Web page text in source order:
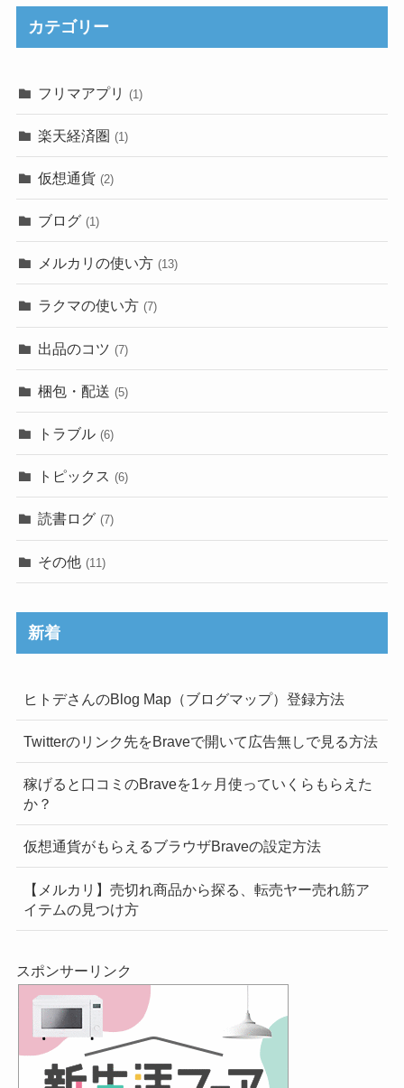
カテゴリー
フリマアプリ (1)
楽天経済圏 (1)
仮想通貨 (2)
ブログ (1)
メルカリの使い方 (13)
ラクマの使い方 (7)
出品のコツ (7)
梱包・配送 (5)
トラブル (6)
トピックス (6)
読書ログ (7)
その他 (11)
新着
ヒトデさんのBlog Map（ブログマップ）登録方法
Twitterのリンク先をBraveで開いて広告無しで見る方法
稼げると口コミのBraveを1ヶ月使っていくらもらえた
か？
仮想通貨がもらえるブラウザBraveの設定方法
【メルカリ】売切れ商品から探る、転売ヤー売れ筋ア
イテムの見つけ方
スポンサーリンク